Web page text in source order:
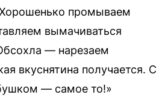
промываем
вымачиваться
— нарезаем
вкуснятина получается. С
— самое то!»